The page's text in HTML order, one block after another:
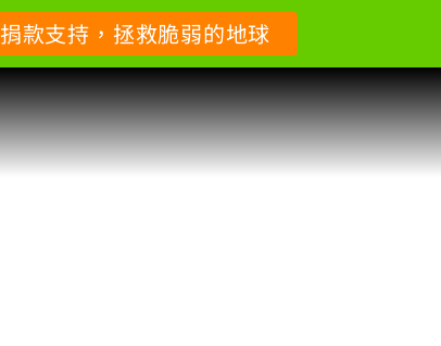
捐款支持，拯救脆弱的地球